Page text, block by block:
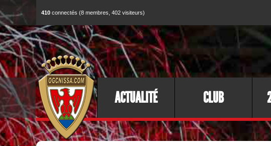
410 connectés (8 membres, 402 visiteurs)
ACTUALITÉ CLUB